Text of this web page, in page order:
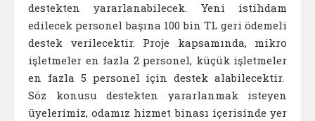
destekten yararlanabilecek. Yeni istihdam
edilecek personel başına 100 bin TL geri ödemeli
destek verilecektir. Proje kapsamında, mikro
işletmeler en fazla 2 personel, küçük işletmeler
en fazla 5 personel için destek alabilecektir.
Söz konusu destekten yararlanmak isteyen
üyelerimiz, odamız hizmet binası içerisinde yer